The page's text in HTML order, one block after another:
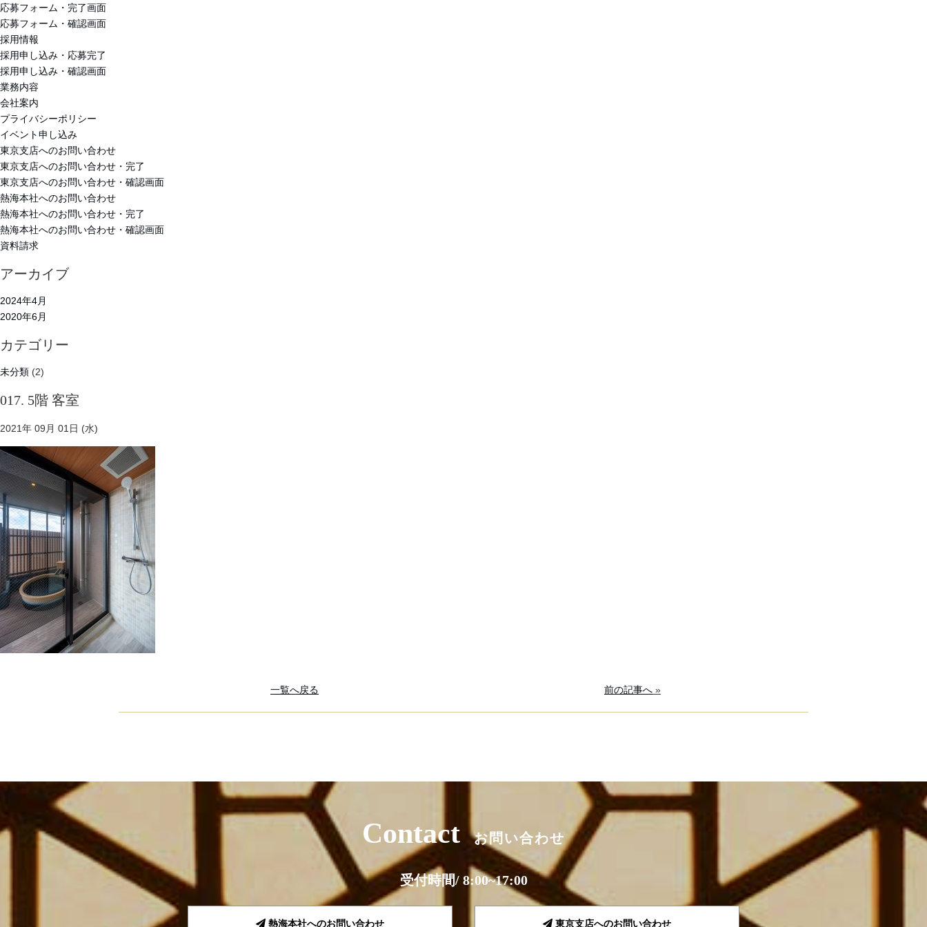
応募フォーム・完了画面
応募フォーム・確認画面
採用情報
採用申し込み・応募完了
採用申し込み・確認画面
業務内容
会社案内
プライバシーポリシー
イベント申し込み
東京支店へのお問い合わせ
東京支店へのお問い合わせ・完了
東京支店へのお問い合わせ・確認画面
熱海本社へのお問い合わせ
熱海本社へのお問い合わせ・完了
熱海本社へのお問い合わせ・確認画面
資料請求
アーカイブ
2024年4月
2020年6月
カテゴリー
未分類 (2)
017. 5階 客室
2021年 09月 01日 (水)
一覧へ戻る 前の記事へ »
Contact お問い合わせ
受付時間/ 8:00~17:00
熱海本社へのお問い合わせ 東京支店へのお問い合わせ